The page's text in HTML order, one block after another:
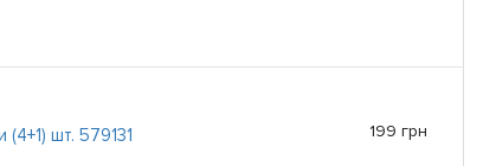
(4+1) шт. 579131 199 грн